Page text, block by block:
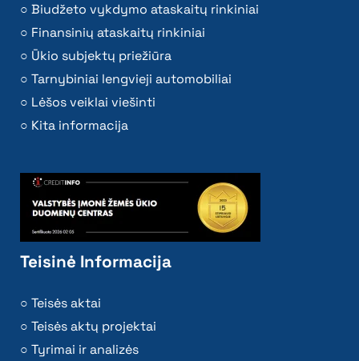
Biudžeto vykdymo ataskaitų rinkiniai
Finansinių ataskaitų rinkiniai
Ūkio subjektų priežiūra
Tarnybiniai lengvieji automobiliai
Lėšos veiklai viešinti
Kita informacija
Teisinė Informacija
Teisės aktai
Teisės aktų projektai
Tyrimai ir analizės